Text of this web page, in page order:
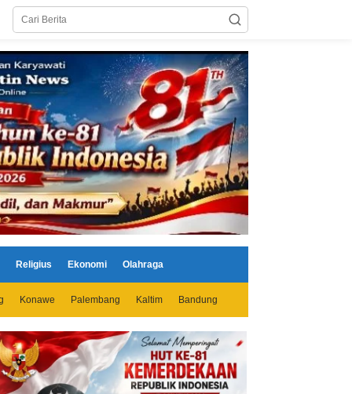
Religius Ekonomi Olahraga
Konawe Palembang Kaltim Bandung